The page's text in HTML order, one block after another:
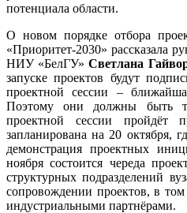
потенциала области.
О новом порядке отбора
«Приоритет-2030» рассказала
НИУ «БелГУ»Светлана
запуске проектов будут
проектной сессии –
Поэтому они должны быть
проектной сессии пройдёт
запланирована на 20 октября,
демонстрация проектных
ноября состоится череда
структурных подразделений
сопровождении проектов, в
индустриальными партнёрами.